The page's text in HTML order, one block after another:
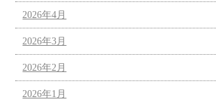
2026年4月
2026年3月
2026年2月
2026年1月